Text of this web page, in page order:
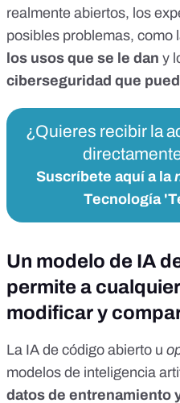
realmente abiertos, los
posibles problemas, como
los usos que se le dan y
ciberseguridad que
¿Quieres recibir la
Suscríbete aquí a la
Tecnología
Un modelo de IA
permite a
modificar y
La IA de código abierto u
modelos de inteligencia
datos de entrenamiento